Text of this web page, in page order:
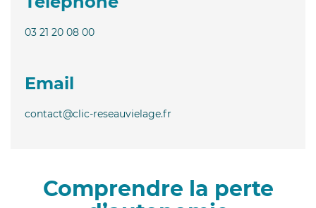
03 21 20 08 00
Email
contact@clic-reseauvielage.fr
Comprendre la perte